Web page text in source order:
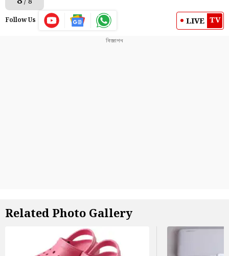
Follow Us LIVE TV
Related Photo Gallery